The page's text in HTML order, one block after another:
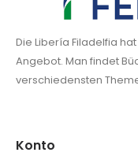
Die Libería Filadelfia
Angebot. Man findet
verschiedensten
Konto